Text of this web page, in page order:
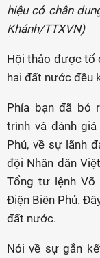
hiệu có chân
Khánh/TTXVN)
Hội thảo được tổ
hai đất nước đều
Phía bạn đã bỏ
trình và đánh
Phủ, về sự lãnh
đội Nhân dân
Tổng tư lệnh Võ
Điện Biên Phủ.
đất nước.
Nói về sự gắn